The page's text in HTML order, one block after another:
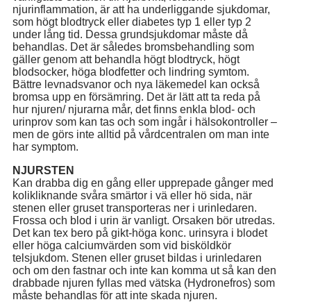
njurinflammation, är att ha underliggande sjukdomar,
som högt blodtryck eller diabetes typ 1 eller typ 2
under lång tid. Dessa grundsjukdomar måste då
behandlas. Det är således bromsbehandling som
gäller genom att behandla högt blodtryck, högt
blodsocker, höga blodfetter och lindring symtom.
Bättre levnadsvanor och nya läkemedel kan också
bromsa upp en försämring. Det är lätt att ta reda på
hur njuren/ njurarna mår, det finns enkla blod- och
urinprov som kan tas och som ingår i hälsokontroller –
men de görs inte alltid på vårdcentralen om man inte
har symptom.
NJURSTEN
Kan drabba dig en gång eller upprepade gånger med
kolikliknande svåra smärtor i vä eller hö sida, när
stenen eller gruset transporteras ner i urinledaren.
Frossa och blod i urin är vanligt. Orsaken bör utredas.
Det kan tex bero på gikt-höga konc. urinsyra i blodet
eller höga calciumvärden som vid bisköldkör
telsjukdom. Stenen eller gruset bildas i urinledaren
och om den fastnar och inte kan komma ut så kan den
drabbade njuren fyllas med vätska (Hydronefros) som
måste behandlas för att inte skada njuren.